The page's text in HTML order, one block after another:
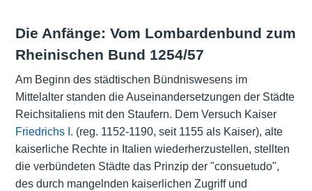
Die Anfänge: Vom Lombardenbund zum
Rheinischen Bund 1254/57
Am Beginn des städtischen Bündniswesens im
Mittelalter standen die Auseinandersetzungen der Städte
Reichsitaliens mit den Staufern. Dem Versuch Kaiser
Friedrichs I. (reg. 1152-1190, seit 1155 als Kaiser), alte
kaiserliche Rechte in Italien wiederherzustellen, stellten
die verbündeten Städte das Prinzip der "consuetudo",
des durch mangelnden kaiserlichen Zugriff und